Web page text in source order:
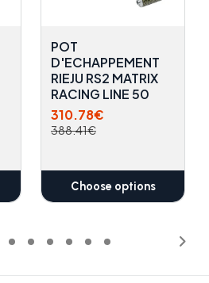
POT
D'ECHAPPEMENT
RIEJU RS2 MATRIX
RACING LINE 50
310.78€
388.41€
Choose options